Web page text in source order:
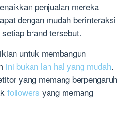
penjualan mereka
dengan mudah berinteraksi
brand tersebut.
untuk membangun
ini bukan lah hal yang mudah.
yang memang berpengaruh
followers yang memang